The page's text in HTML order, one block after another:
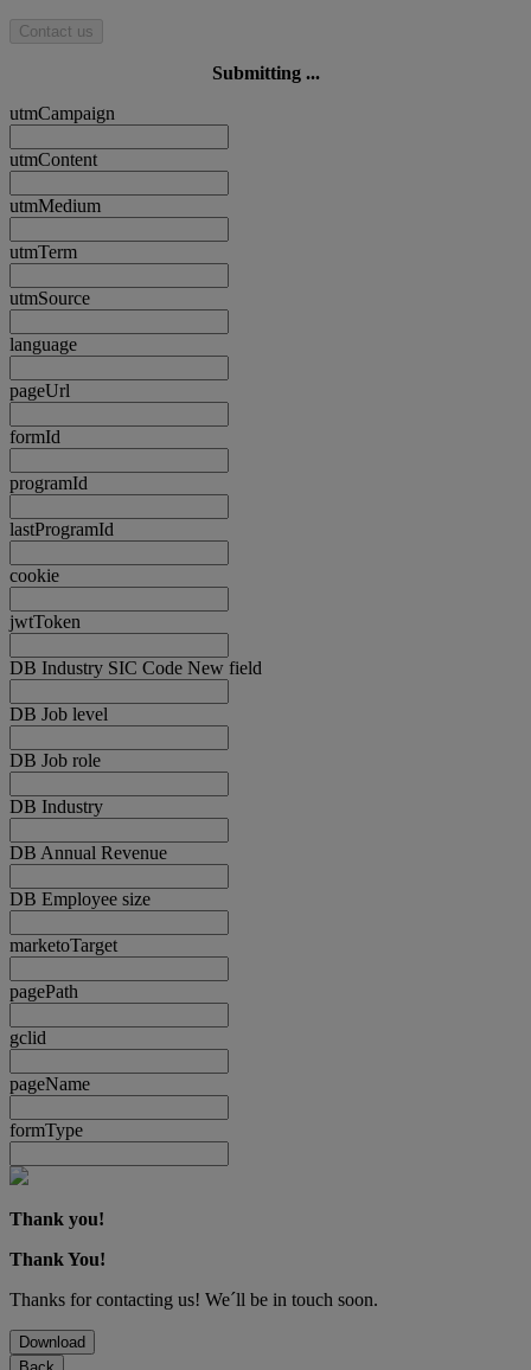
Contact us
Submitting ...
utmCampaign
utmContent
utmMedium
utmTerm
utmSource
language
pageUrl
formId
programId
lastProgramId
cookie
jwtToken
DB Industry SIC Code New field
DB Job level
DB Job role
DB Industry
DB Annual Revenue
DB Employee size
marketoTarget
pagePath
gclid
pageName
formType
Thank you!
Thank You!
Thanks for contacting us! We´ll be in touch soon.
Download